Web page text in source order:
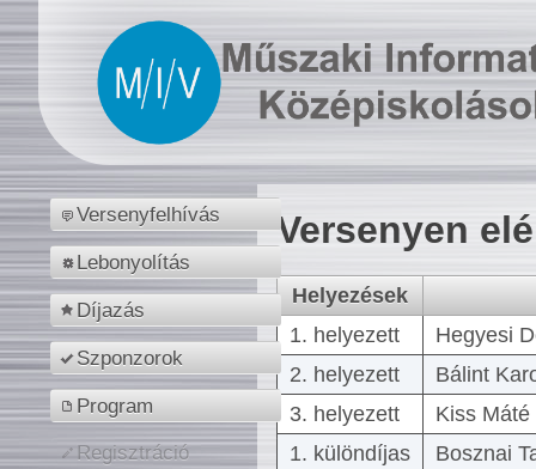
Versenyfelhívás
Lebonyolítás
Díjazás
Szponzorok
Program
Regisztráció
Versenyen
Helyezések
1. helyezett
Hegyesi
2. helyezett
Bálint
3. helyezett
Kiss
1. különdíjas
Bosznai